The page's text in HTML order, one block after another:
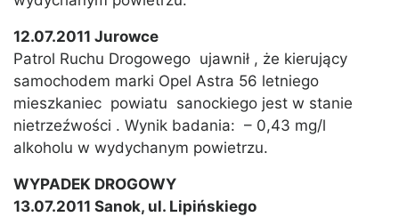
12.07.2011 Jurowce
Patrol Ruchu Drogowego ujawnił , że kierujący
samochodem marki Opel Astra 56 letniego
mieszkaniec powiatu sanockiego jest w stanie
nietrzeźwości . Wynik badania: – 0,43 mg/l
alkoholu w wydychanym powietrzu.
WYPADEK DROGOWY
13.07.2011 Sanok, ul. Lipińskiego